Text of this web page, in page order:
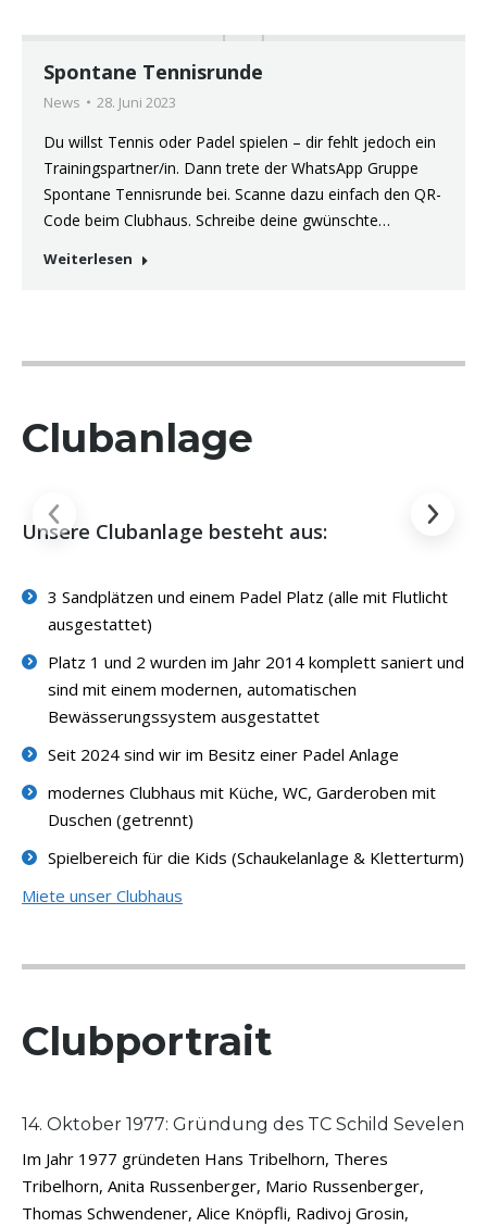
Spontane Tennisrunde
News 28. Juni 2023
Du willst Tennis oder Padel spielen – dir fehlt jedoch ein
Trainingspartner/in. Dann trete der WhatsApp Gruppe
Spontane Tennisrunde bei. Scanne dazu einfach den QR-
Code beim Clubhaus. Schreibe deine gwünschte…
Weiterlesen
Clubanlage
Unsere Clubanlage besteht aus:
3 Sandplätzen und einem Padel Platz (alle mit Flutlicht
ausgestattet)
Platz 1 und 2 wurden im Jahr 2014 komplett saniert und
sind mit einem modernen, automatischen
Bewässerungssystem ausgestattet
Seit 2024 sind wir im Besitz einer Padel Anlage
modernes Clubhaus mit Küche, WC, Garderoben mit
Duschen (getrennt)
Spielbereich für die Kids (Schaukelanlage & Kletterturm)
Miete unser Clubhaus
Clubportrait
14. Oktober 1977: Gründung des TC Schild Sevelen
Im Jahr 1977 gründeten Hans Tribelhorn, Theres
Tribelhorn, Anita Russenberger, Mario Russenberger,
Thomas Schwendener, Alice Knöpfli, Radivoj Grosin,